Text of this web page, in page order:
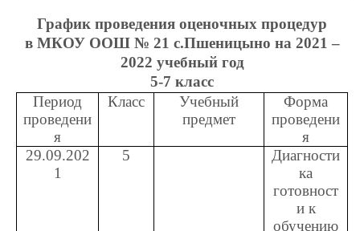
График проведения оценочных процедур
в МКОУ ООШ № 21 с.Пшеницыно на 2021 –
2022 учебный год
5-7 класс
Период
проведени
я
Класс
Учебный
предмет
Форма
проведени
я
29.09.202
1
5
Диагности
ка
готовност
и к
обучению